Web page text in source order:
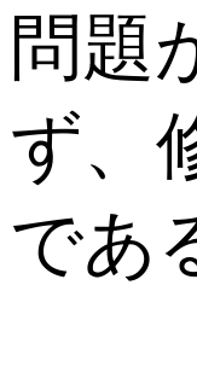
問題
ず、
であ